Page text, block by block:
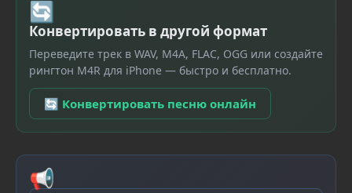
🔄
Конвертировать в другой формат
Переведите трек в WAV, M4A, FLAC, OGG или создайте
рингтон M4R для iPhone — быстро и бесплатно.
🔄 Конвертировать песню онлайн
📢